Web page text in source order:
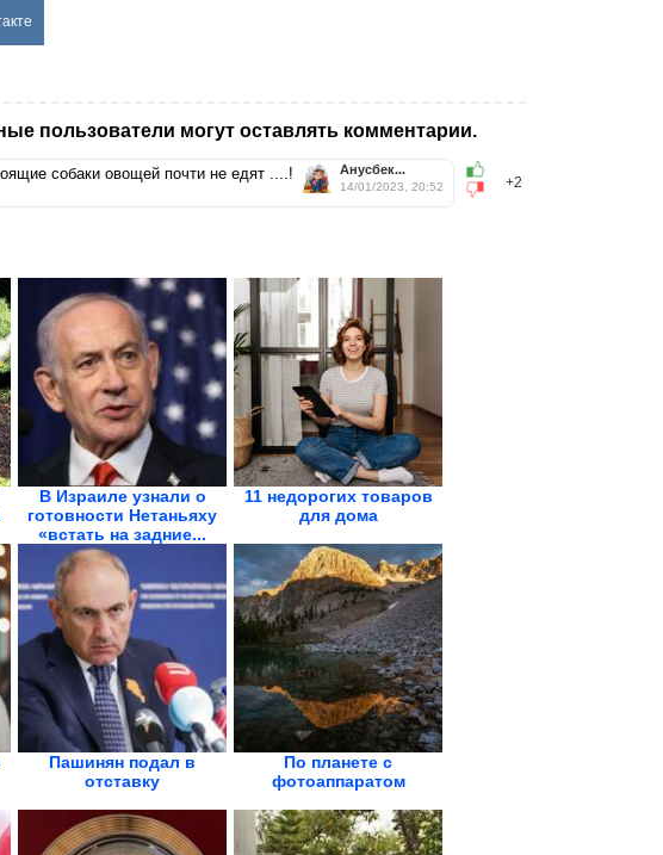
пользователи могут оставлять комментарии.
+2
Анусбек...
14/01/2023, 20:52
собаки овощей почти не едят ....!
В Израиле узнали о
готовности Нетаньяху
«встать на задние...
11 недорогих товаров
для дома
Пашинян подал в
отставку
По планете с
фотоаппаратом